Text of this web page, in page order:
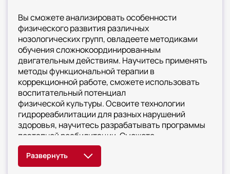
Вы сможете анализировать особенности
физического развития различных
нозологических групп, овладеете методиками
обучения сложнокоординированным
двигательным действиям. Научитесь применять
методы функциональной терапии в
коррекционной работе, сможете использовать
воспитательный потенциал
физической культуры. Освоите технологии
гидрореабилитации для разных нарушений
здоровья, научитесь разрабатывать программы
поэтапной реабилитации. Сможете
организовывать безопасные условия для занятий
АФК, овладеете навыками мониторинга динамики
физического состояния